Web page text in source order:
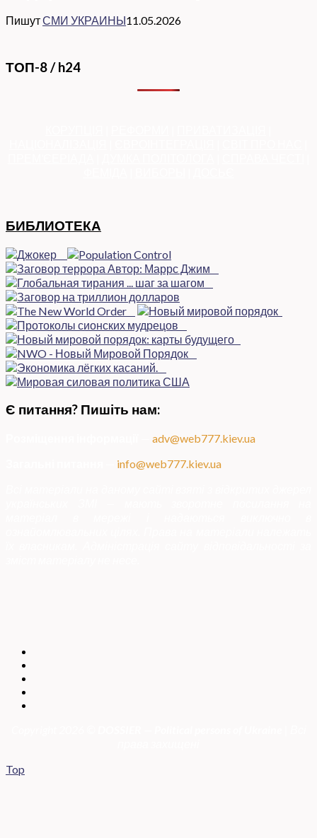
ПишутСМИ УКРАИНЫ11.05.2026
ТОП-8 / h24
БИБЛИОТЕКА
Є питання? Пишіть нам:
adv@web777.kiev.ua
info@web777.kiev.ua
Top